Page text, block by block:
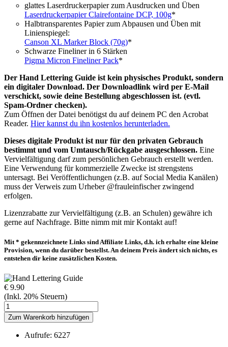
glattes Laserdruckerpapier zum Ausdrucken und Üben
Laserdruckerpapier Clairefontaine DCP, 100g*
Halbtransparentes Papier zum Abpausen und Üben mit
Linienspiegel:
Canson XL Marker Block (70g)*
Schwarze Fineliner in 6 Stärken
Pigma Micron Fineliner Pack*
Der Hand Lettering Guide ist kein physisches Produkt, sondern
ein digitaler Download. Der Downloadlink wird per E-Mail
verschickt, sowie deine Bestellung abgeschlossen ist. (evtl.
Spam-Ordner checken).
Zum Öffnen der Datei benötigst du auf deinem PC den Acrobat
Reader. Hier kannst du ihn kostenlos herunterladen.
Dieses digitale Produkt ist nur für den privaten Gebrauch
bestimmt und vom Umtausch/Rückgabe ausgeschlossen. Eine
Vervielfältigung darf zum persönlichen Gebrauch erstellt werden.
Eine Verwendung für kommerzielle Zwecke ist strengstens
untersagt. Bei Veröffentlichungen (z.B. auf Social Media Kanälen)
muss der Verweis zum Urheber @frauleinfischer zwingend
erfolgen.
Lizenzrabatte zur Vervielfältigung (z.B. an Schulen) gewähre ich
gerne auf Nachfrage. Bitte nimm mit mir Kontakt auf!
Mit * gekennzeichnete Links sind Affiliate Links, d.h. ich erhalte eine kleine
Provision, wenn du darüber bestellst. An deinem Preis ändert sich nichts, es
entstehen dir keine zusätzlichen Kosten.
€ 9.90
(Inkl. 20% Steuern)
Aufrufe: 6227